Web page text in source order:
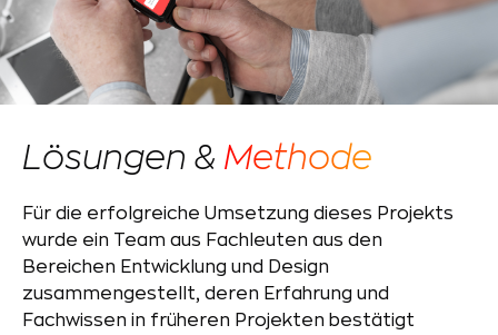
Lösungen & Methode
Für die erfolgreiche Umsetzung dieses Projekts
wurde ein Team aus Fachleuten aus den
Bereichen Entwicklung und Design
zusammengestellt, deren Erfahrung und
Fachwissen in früheren Projekten bestätigt